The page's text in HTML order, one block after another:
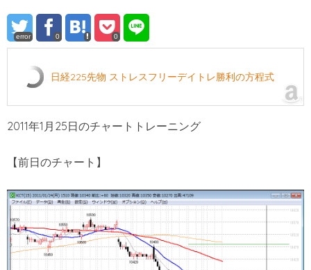
error 0 0
日経225先物 ストレスフリーデイトレ勝利の方程式
2011年1月25日のチャートトレーニング
【前日のチャート】